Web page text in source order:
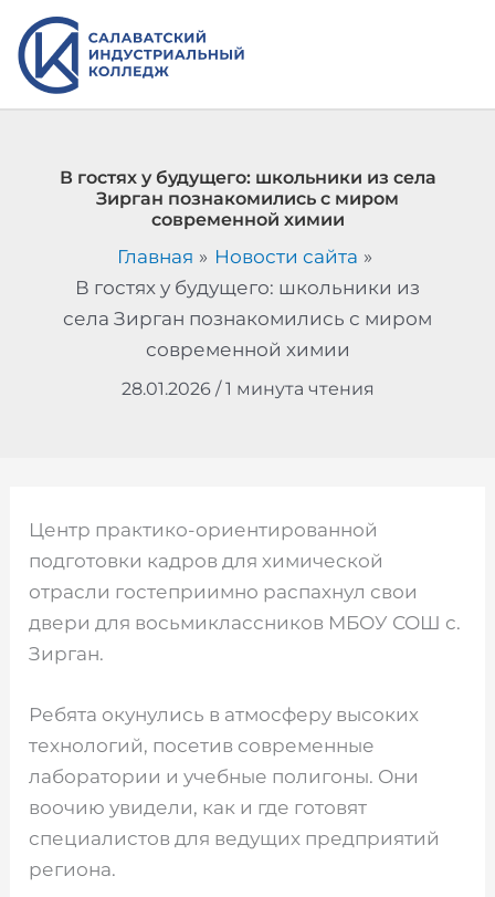
Перейти
содержимому
В гостях у будущего: школьники из села
Зирган познакомились с миром
современной химии
Главная
Новости сайта
В гостях у будущего: школьники из
села Зирган познакомились с миром
современной химии
28.01.2026 /1 минута чтения
Центр практико-ориентированной
подготовки кадров для химической
отрасли гостеприимно распахнул свои
двери для восьмиклассников МБОУ СОШ с.
Зирган.
Ребята окунулись в атмосферу высоких
технологий, посетив современные
лаборатории и учебные полигоны. Они
воочию увидели, как и где готовят
специалистов для ведущих предприятий
региона.